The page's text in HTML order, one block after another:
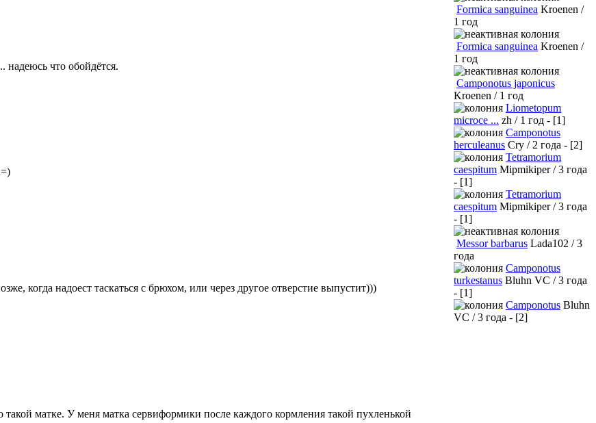
надеюсь что обойдётся.
когда надоест таскаться с брюхом, или через другое отверстие выпустит)))
такой матке. У меня матка сервиформики после каждого кормления такой пухленькой
Formica sanguinea Kroenen /
1 год
Formica sanguinea Kroenen /
1 год
Camponotus japonicus
Kroenen / 1 год
Liometopum
microce ... zh / 1 год - [1]
Camponotus
herculeanus Cry / 2 года - [2]
Tetramorium
caespitum Mipmikiper / 3 года
- [1]
Tetramorium
caespitum Mipmikiper / 3 года
- [1]
Messor barbarus Lada102 / 3
года
Camponotus
turkestanus Bluhn VC / 3 года
- [1]
Camponotus Bluhn
VC / 3 года - [2]